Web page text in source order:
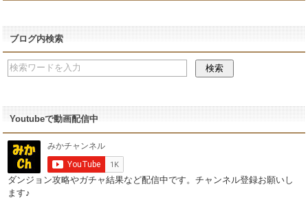
ブログ内検索
Youtubeで動画配信中
ダンジョン攻略やガチャ結果など配信中です。チャンネル登録お願いし
ます♪